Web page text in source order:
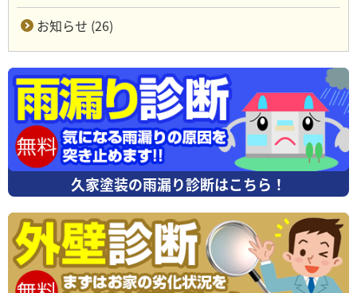
お知らせ (26)
久家塗装の雨漏り診断はこちら！